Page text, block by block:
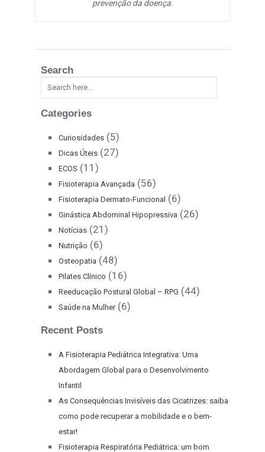
prevenção da doença.
Search
Categories
Curiosidades (5)
Dicas Úteis (27)
ECOS (11)
Fisioterapia Avançada (56)
Fisioterapia Dermato-Funcional (6)
Ginástica Abdominal Hipopressiva (26)
Notícias (21)
Nutrição (6)
Osteopatia (48)
Pilates Clínico (16)
Reeducação Postural Global – RPG (44)
Saúde na Mulher(6)
Recent Posts
A Fisioterapia Pediátrica Integrativa: Uma
Abordagem Global para o Desenvolvimento
Infantil
As Consequências Invisíveis das Cicatrizes: saiba
como pode recuperar a mobilidade e o bem-
estar!
Fisioterapia Respiratória Pediátrica: um bom